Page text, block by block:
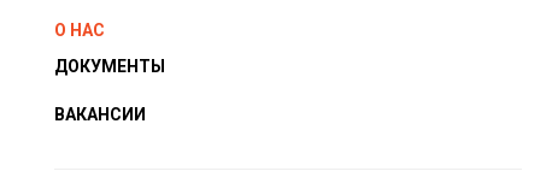
О НАС
ДОКУМЕНТЫ
ВАКАНСИИ